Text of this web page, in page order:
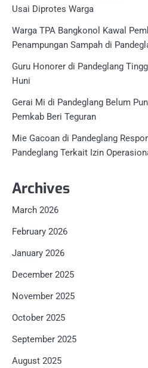
Usai Diprotes Warga
Warga TPA Bangkonol Kawal
Penampungan Sampah di
Guru Honorer di Pandeglang
Huni
Gerai Mi di Pandeglang Belum
Pemkab Beri Teguran
Mie Gacoan di Pandeglang
Pandeglang Terkait Izin
Archives
March 2026
February 2026
January 2026
December 2025
November 2025
October 2025
September 2025
August 2025